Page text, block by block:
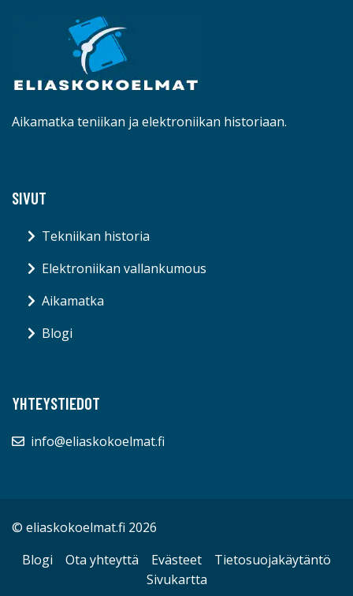
Aikamatka teniikan ja elektroniikan historiaan.
SIVUT
Tekniikan historia
Elektroniikan vallankumous
Aikamatka
Blogi
YHTEYSTIEDOT
info@eliaskokoelmat.fi
© eliaskokoelmat.fi 2026
Blogi
Ota yhteyttä Evästeet
Tietosuojakäytäntö
Sivukartta